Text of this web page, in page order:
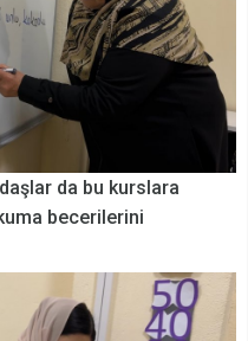
da bu kurslara
becerilerini